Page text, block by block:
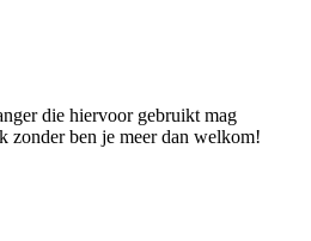
die hiervoor gebruikt mag
zonder ben je meer dan welkom!